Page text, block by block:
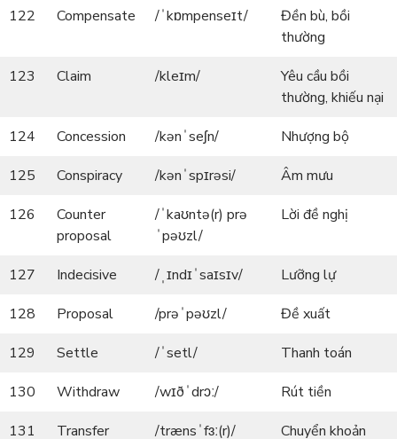
122
Compensate /ˈkɒmpenseɪt/
Đền bù, bồi
thường
123
Claim /kleɪm/
Yêu cầu bồi
thường, khiếu nại
124
Concession /kənˈseʃn/
Nhượng bộ
125
Conspiracy /kənˈspɪrəsi/
Âm mưu
126
Counter
proposal
/ˈkaʊntə(r) prə
ˈpəʊzl/
Lời đề nghị
127 Indecisive /ˌɪndɪˈsaɪsɪv/
Lưỡng lự
128
Proposal /prəˈpəʊzl/
Đề xuất
129
Settle /ˈsetl/
Thanh toán
130
Withdraw /wɪðˈdrɔː/
Rút tiền
131
Transfer /trænsˈfɜː(r)/
Chuyển khoản